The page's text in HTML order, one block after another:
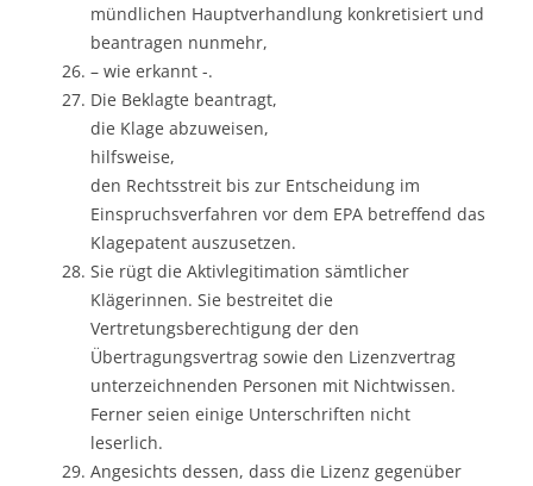
mündlichen Hauptverhandlung konkretisiert und
beantragen nunmehr,
– wie erkannt -.
Die Beklagte beantragt,
die Klage abzuweisen,
hilfsweise,
den Rechtsstreit bis zur Entscheidung im
Einspruchsverfahren vor dem EPA betreffend das
Klagepatent auszusetzen.
Sie rügt die Aktivlegitimation sämtlicher
Klägerinnen. Sie bestreitet die
Vertretungsberechtigung der den
Übertragungsvertrag sowie den Lizenzvertrag
unterzeichnenden Personen mit Nichtwissen.
Ferner seien einige Unterschriften nicht
leserlich.
Angesichts dessen, dass die Lizenz gegenüber